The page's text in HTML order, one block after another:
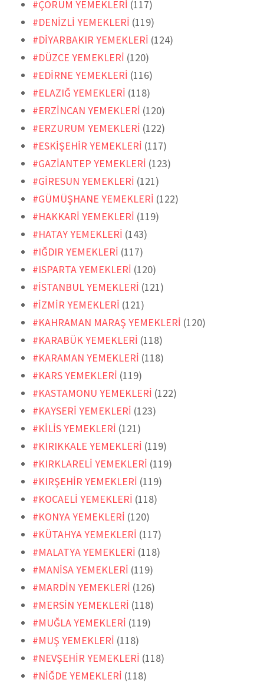
#ÇORUM YEMEKLERİ (117)
#DENİZLİ YEMEKLERİ (119)
#DİYARBAKIR YEMEKLERİ (124)
#DÜZCE YEMEKLERİ (120)
#EDİRNE YEMEKLERİ (116)
#ELAZIĞ YEMEKLERİ (118)
#ERZİNCAN YEMEKLERİ (120)
#ERZURUM YEMEKLERİ (122)
#ESKİŞEHİR YEMEKLERİ (117)
#GAZİANTEP YEMEKLERİ (123)
#GİRESUN YEMEKLERİ (121)
#GÜMÜŞHANE YEMEKLERİ (122)
#HAKKARİ YEMEKLERİ (119)
#HATAY YEMEKLERİ (143)
#IĞDIR YEMEKLERİ (117)
#ISPARTA YEMEKLERİ (120)
#İSTANBUL YEMEKLERİ (121)
#İZMİR YEMEKLERİ (121)
#KAHRAMAN MARAŞ YEMEKLERİ (120)
#KARABÜK YEMEKLERİ (118)
#KARAMAN YEMEKLERİ (118)
#KARS YEMEKLERİ (119)
#KASTAMONU YEMEKLERİ (122)
#KAYSERİ YEMEKLERİ (123)
#KİLİS YEMEKLERİ (121)
#KIRIKKALE YEMEKLERİ (119)
#KIRKLARELİ YEMEKLERİ (119)
#KIRŞEHİR YEMEKLERİ (119)
#KOCAELİ YEMEKLERİ (118)
#KONYA YEMEKLERİ (120)
#KÜTAHYA YEMEKLERİ (117)
#MALATYA YEMEKLERİ (118)
#MANİSA YEMEKLERİ (119)
#MARDİN YEMEKLERİ (126)
#MERSİN YEMEKLERİ (118)
#MUĞLA YEMEKLERİ (119)
#MUŞ YEMEKLERİ (118)
#NEVŞEHİR YEMEKLERİ (118)
#NİĞDE YEMEKLERİ (118)